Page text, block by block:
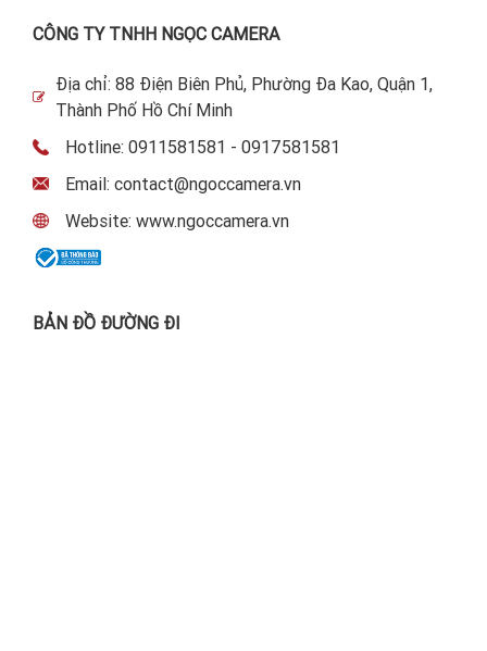
CÔNG TY TNHH NGỌC CAMERA
Địa chỉ: 88 Điện Biên Phủ, Phường Đa Kao, Quận 1,
Thành Phố Hồ Chí Minh
Hotline: 0911581581 - 0917581581
Email: contact@ngoccamera.vn
Website: www.ngoccamera.vn
BẢN ĐỒ ĐƯỜNG ĐI